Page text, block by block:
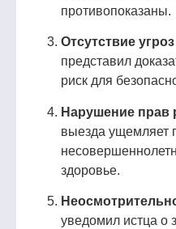
противопоказаны.
Отсутствие угроз
представил
риск для
Нарушение прав
выезда ущемляет
здоровье.
уведомил истца о